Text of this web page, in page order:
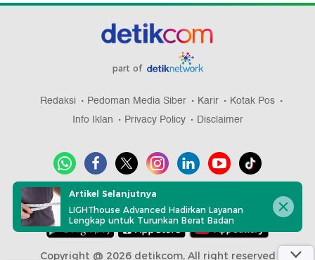
part of
Redaksi Pedoman Media Siber Karir
Kotak Pos
Info Iklan
Privacy Policy Disclaimer
Download aplikasi detikcom
Copyright @ 2026 detikcom, All right reserved
Artikel Selanjutnya
LIGHThouse Advanced Hadirkan Layanan
Lengkap untuk Turunkan Berat Badan